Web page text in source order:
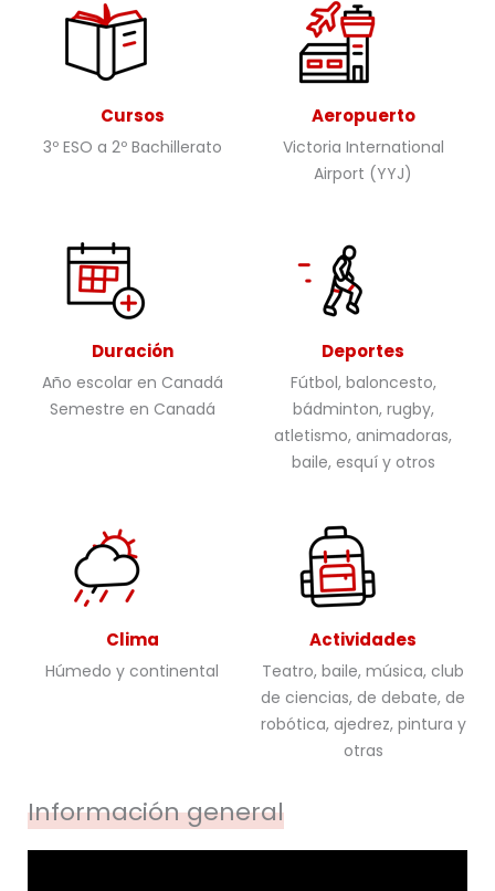
Cursos
3º ESO a 2º Bachillerato
Aeropuerto
Victoria International
Airport (YYJ)
Duración
Año escolar en Canadá
Semestre en Canadá
Deportes
Fútbol, baloncesto,
bádminton, rugby,
atletismo, animadoras,
baile, esquí y otros
Clima
Húmedo y continental
Actividades
Teatro, baile, música, club
de ciencias, de debate, de
robótica, ajedrez, pintura y
otras
Información general